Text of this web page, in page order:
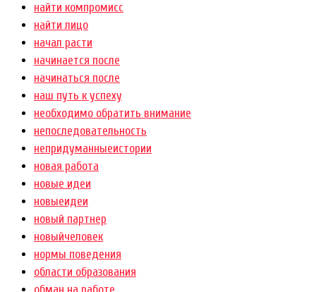
найти компромисс
найти лицо
начал расти
начинается после
начинаться после
наш путь к успеху
необходимо обратить внимание
непоследовательность
непридуманныеистории
новая работа
новые идеи
новыеидеи
новый партнер
новыйчеловек
нормы поведения
области образования